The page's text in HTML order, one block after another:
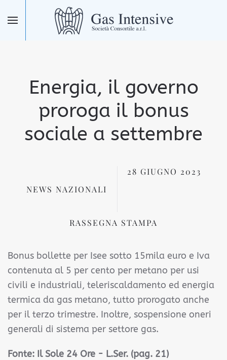
Skip to main content
Energia, il governo
proroga il bonus
sociale a settembre
NEWS NAZIONALI
28 GIUGNO 2023
RASSEGNA STAMPA
Bonus bollette per Isee sotto 15mila euro e Iva
contenuta al 5 per cento per metano per usi
civili e industriali, teleriscaldamento ed energia
termica da gas metano, tutto prorogato anche
per il terzo trimestre. Inoltre, sospensione oneri
generali di sistema per settore gas.
Fonte: Il Sole 24 Ore - L.Ser. (pag. 21)